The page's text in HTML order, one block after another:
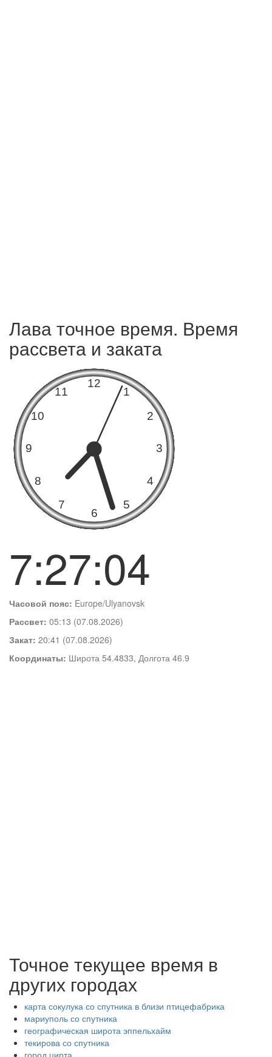
Лава точное время. Время
рассвета и заката
7:27:04
Часовой пояс: Europe/Ulyanovsk
Рассвет: 05:13 (07.08.2026)
Закат: 20:41 (07.08.2026)
Координаты: Широта 54.4833, Долгота 46.9
Точное текущее время в
других городах
карта сокулука со спутника в близи птицефабрика
мариуполь со спутника
географическая широта эппельхайм
текирова со спутника
город цирта